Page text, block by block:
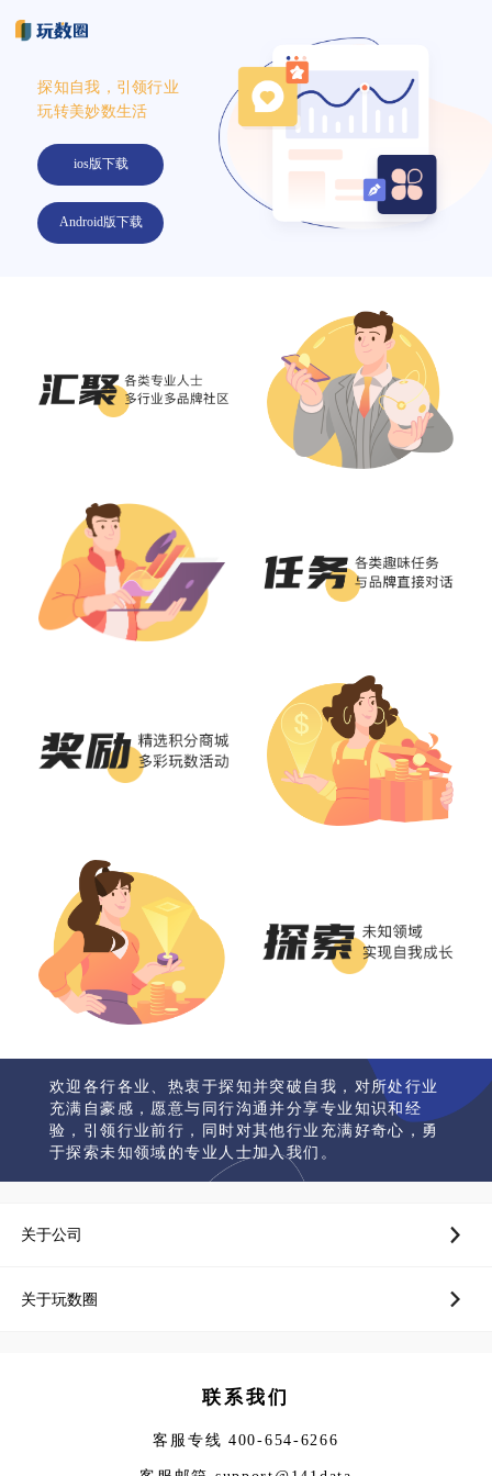
探知自我，引领行业
玩转美妙数生活
ios版下载
Android版下载
欢迎各行各业、热衷于探知并突破自我，对所处行业
充满自豪感，愿意与同行沟通并分享专业知识和经
验，引领行业前行，同时对其他行业充满好奇心，勇
于探索未知领域的专业人士加入我们。
关于公司
关于玩数圈
联系我们
客服专线 400-654-6266